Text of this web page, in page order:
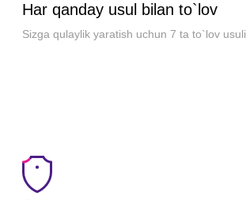
Har qanday usul bilan to`lov
Sizga qulaylik yaratish uchun 7 ta to`lov usuli.